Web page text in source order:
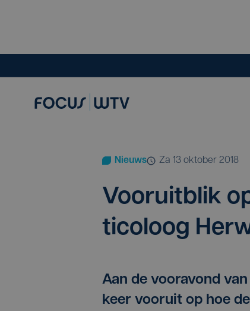
Nieuws za 13 oktober 2018
Voor­uit­blik
ti­co­loog
Aan de vooravond
keer vooruit op hoe